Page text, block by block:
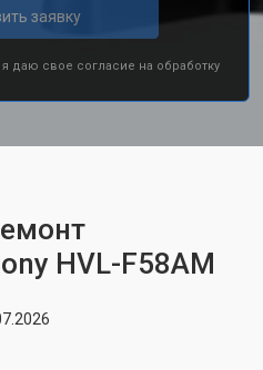
заявку
даю свое согласие на обработку
HVL-F58AM